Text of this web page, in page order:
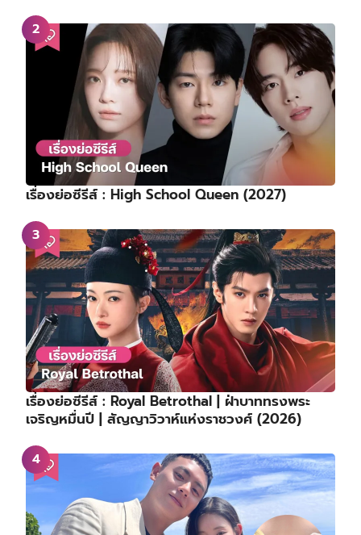
เรื่องย่อซีรีส์ : High School Queen (2027)
เรื่องย่อซีรีส์ : Royal Betrothal | ฝ่าบาททรงพระ
เจริญหมื่นปี | สัญญาวิวาห์แห่งราชวงศ์ (2026)